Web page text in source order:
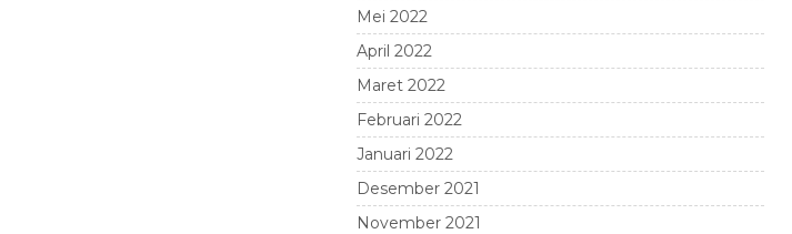
Mei 2022
April 2022
Maret 2022
Februari 2022
Januari 2022
Desember 2021
November 2021